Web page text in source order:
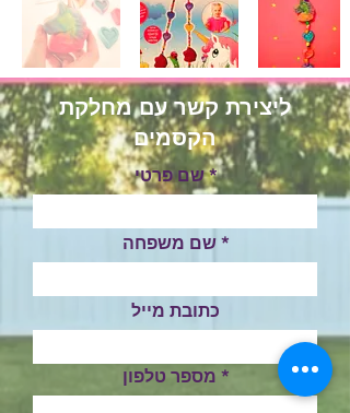
ליצירת קשר עם מחלקת
הקסמים
שם פרטי
שם משפחה
כתובת מייל